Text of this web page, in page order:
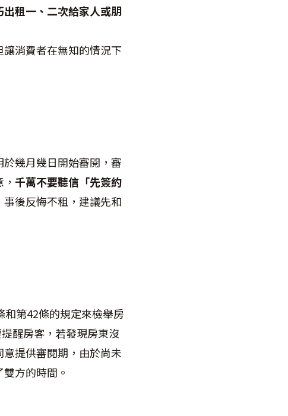
租一、二次給家人或朋
消費者在無知的情況下
幾月幾日開始審閱，審
千萬不要聽信「先簽約
事後反悔不租，建議先和
第42條的規定來檢舉房
醒房客，若發現房東沒
提供審閱期，由於尚未
方的時間。